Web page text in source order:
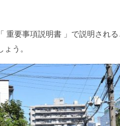
重要事項説明書 」で説明され
う。